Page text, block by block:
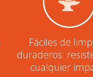
Fáciles de
duraderos:
cualquier